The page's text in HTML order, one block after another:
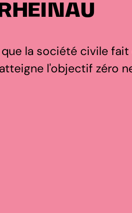
la société civile fait
l'objectif zéro